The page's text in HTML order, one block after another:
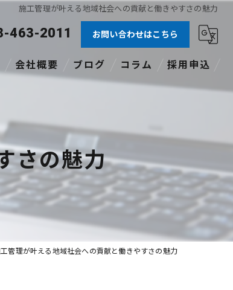
施工管理が叶える地域社会への貢献と働きやすさの魅力
463-2011 お問い合わせはこちら
会社概要 ブログ コラム 採用申込
さの魅力
管理が叶える地域社会への貢献と働きやすさの魅力